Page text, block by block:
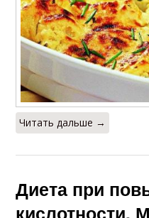
Читать дальше →
Диета при
кислотности.